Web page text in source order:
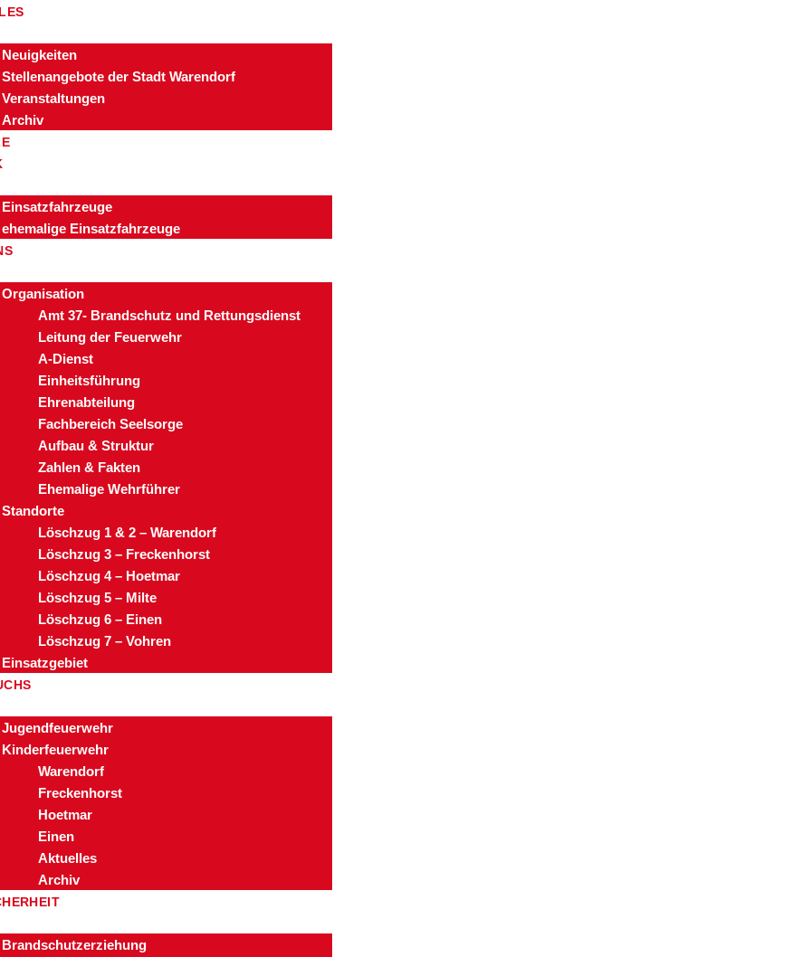
Neuigkeiten
Stellenangebote der Stadt Warendorf
Veranstaltungen
Archiv
Einsatzfahrzeuge
ehemalige Einsatzfahrzeuge
Organisation
Amt 37- Brandschutz und Rettungsdienst
Leitung der Feuerwehr
A-Dienst
Einheitsführung
Ehrenabteilung
Fachbereich Seelsorge
Aufbau & Struktur
Zahlen & Fakten
Ehemalige Wehrführer
Standorte
Löschzug 1 & 2 – Warendorf
Löschzug 3 – Freckenhorst
Löschzug 4 – Hoetmar
Löschzug 5 – Milte
Löschzug 6 – Einen
Löschzug 7 – Vohren
Einsatzgebiet
Jugendfeuerwehr
Kinderfeuerwehr
Warendorf
Freckenhorst
Hoetmar
Einen
Aktuelles
Archiv
Brandschutzerziehung